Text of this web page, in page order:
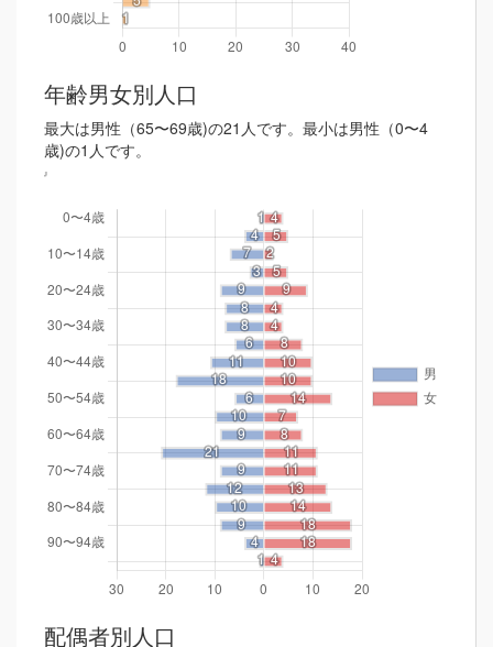
年齢男女別人口
最大は男性（65〜69歳)の21人です。最小は男性（0〜4
歳)の1人です。
配偶者別人口